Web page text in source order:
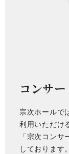
コンサ
宗次ホールで
利用いただけ
「宗次コン
しております。